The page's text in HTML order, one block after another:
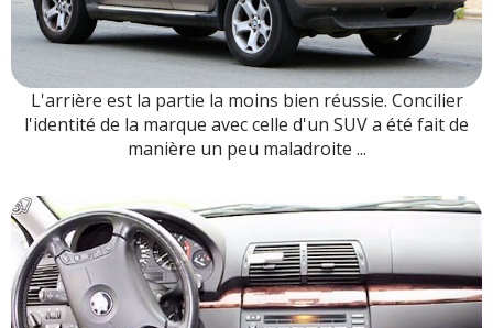
L'arrière est la partie la moins bien réussie. Concilier
l'identité de la marque avec celle d'un SUV a été fait de
manière un peu maladroite ...